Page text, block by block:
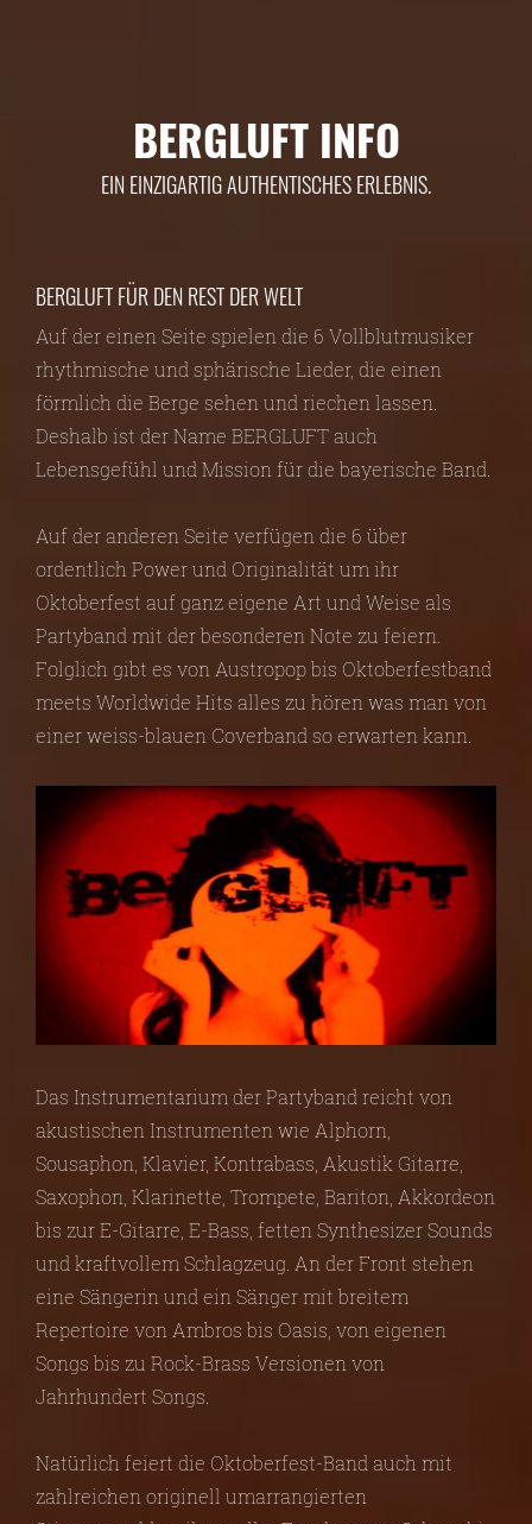
BERGLUFT INFO
EIN EINZIGARTIG AUTHENTISCHES ERLEBNIS.
BERGLUFT FÜR DEN REST DER WELT
Auf der einen Seite spielen die 6 Vollblutmusiker
rhythmische und sphärische Lieder, die einen
förmlich die Berge sehen und riechen lassen.
Deshalb ist der Name BERGLUFT auch
Lebensgefühl und Mission für die bayerische Band.
Auf der anderen Seite verfügen die 6 über
ordentlich Power und Originalität um ihr
Oktoberfest auf ganz eigene Art und Weise als
Partyband mit der besonderen Note zu feiern.
Folglich gibt es von Austropop bis Oktoberfestband
meets Worldwide Hits alles zu hören was man von
einer weiss-blauen Coverband so erwarten kann.
Das Instrumentarium der Partyband reicht von
akustischen Instrumenten wie Alphorn,
Sousaphon, Klavier, Kontrabass, Akustik Gitarre,
Saxophon, Klarinette, Trompete, Bariton, Akkordeon
bis zur E-Gitarre, E-Bass, fetten Synthesizer Sounds
und kraftvollem Schlagzeug. An der Front stehen
eine Sängerin und ein Sänger mit breitem
Repertoire von Ambros bis Oasis, von eigenen
Songs bis zu Rock-Brass Versionen von
Jahrhundert Songs.
Natürlich feiert die Oktoberfest-Band auch mit
zahlreichen originell umarrangierten